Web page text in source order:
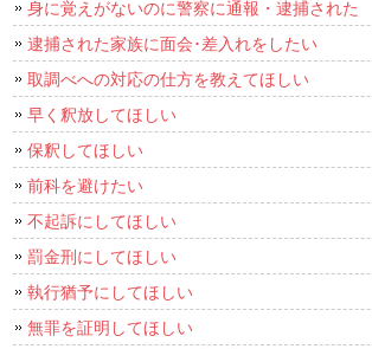
身に覚えがないのに警察に通報・逮捕された
逮捕された家族に面会･差入れをしたい
取調べへの対応の仕方を教えてほしい
早く釈放してほしい
保釈してほしい
前科を避けたい
不起訴にしてほしい
罰金刑にしてほしい
執行猶予にしてほしい
無罪を証明してほしい